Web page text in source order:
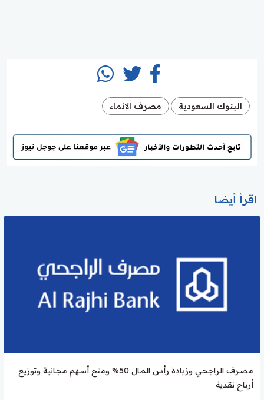
البنوك السعودية مصرف الإنماء
اقرأ أيضا
مصرف الراجحي وزيادة رأس المال 50% ومنح أسهم مجانية وتوزيع
أرباح نقدية